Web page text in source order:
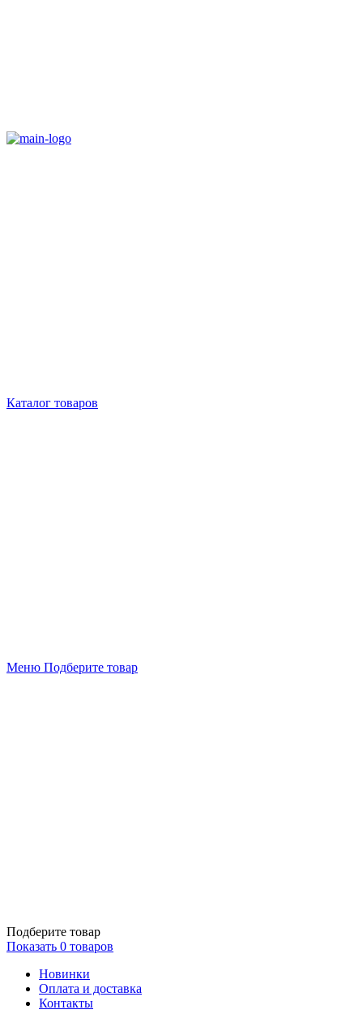
Каталог товаров
Меню Подберите товар
Подберите товар
Показать 0 товаров
Новинки
Оплата и доставка
Контакты